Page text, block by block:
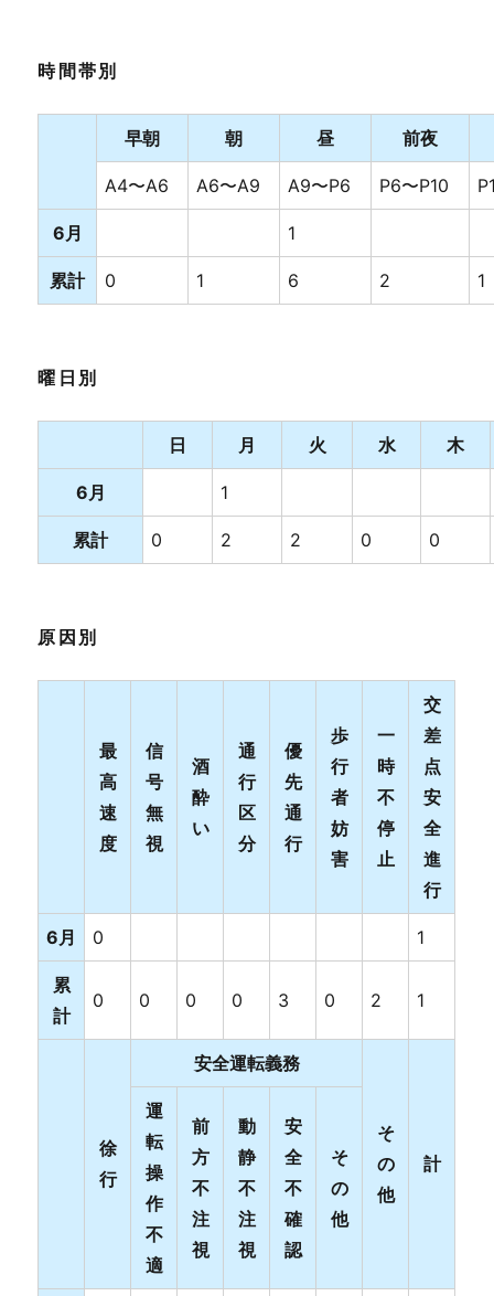
時間帯別
早朝 朝 昼 前夜
A4〜A6 A6〜A9 A9〜P6 P6〜P10
6月 1
累計 0 1 6 2 1
曜日別
日 月 火 水 木
6月 1
累計 0 2 2 0 0
原因別
最
高
速
度
信
号
無
視
酒
酔
い
通
行
区
分
優
先
通
行
歩
行
者
妨
害
一
時
不
停
止
交
差
点
安
全
進
行
6月 0 1
累
計
0 0 0 0 3 0 2 1
徐
行
安全運転義務
そ
の
他
計
運
転
操
作
不
適
前
方
不
注
視
動
静
不
注
視
安
全
不
確
認
そ
の
他